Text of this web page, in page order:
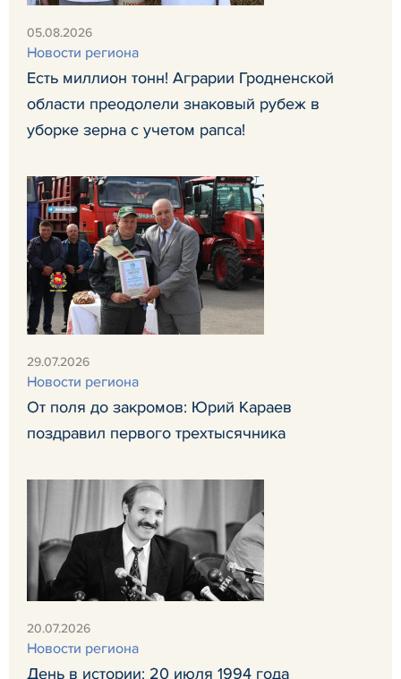
05.08.2026
Новости региона
Есть миллион тонн! Аграрии Гродненской
области преодолели знаковый рубеж в
уборке зерна с учетом рапса!
29.07.2026
Новости региона
От поля до закромов: Юрий Караев
поздравил первого трехтысячника
20.07.2026
Новости региона
День в истории: 20 июля 1994 года